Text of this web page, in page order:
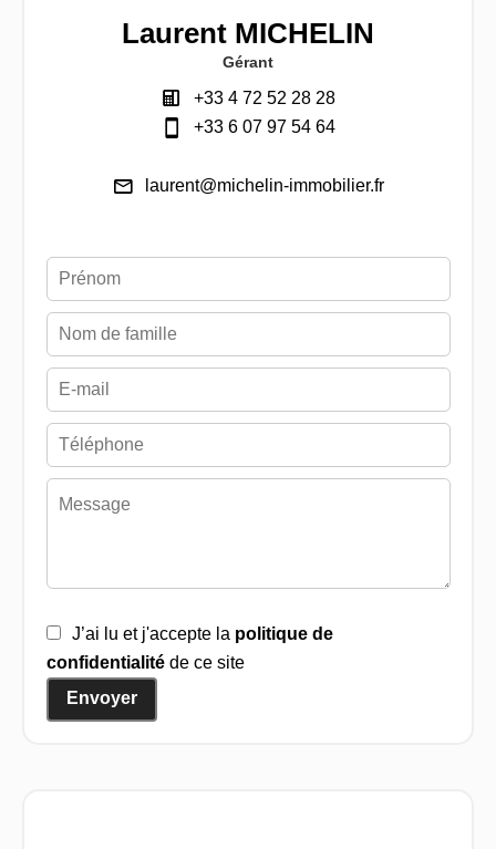
Laurent MICHELIN
Gérant
+33 4 72 52 28 28
+33 6 07 97 54 64
laurent@michelin-immobilier.fr
J’ai lu et j'accepte la politique de
confidentialitéde ce site
Envoyer